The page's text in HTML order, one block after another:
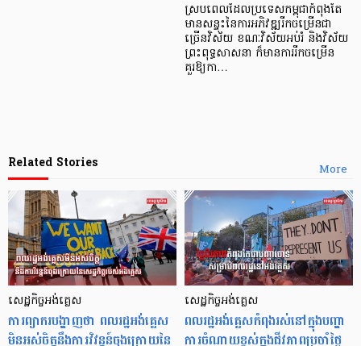
ស្របពេលដែលប្រទេសកម្ពុជាកំពុងតែ
មានសន្ទុះនៃការអភិវឌ្ឍរីកចម្រើនជា
ច្រើនវិស័យ ខណៈវិស័យអប់រំ និងវិស័យ
ព្រះពុទ្ធសាសនា ក៏មានការរីកចម្រើន
គួរឱ្យកា…
More
Related Stories
សេដ្ឋកិច្ចអង់គ្លេស
ការព្យាករបង្ហាញថា ពលរដ្ឋអង់គ្លេស
មិនអស់ចិត្តនឹងការវិវន្តន៍ចុងក្រោយនៃ
សេដ្ឋកិច្ចអង់គ្លេស
ពលរដ្ឋអង់គ្លេសកំពុងរស់នៅក្នុងបញ្ហា
ការចំណាយខ្ពស់ក្នុងជីវភាពប្រចាំថ្ងៃ